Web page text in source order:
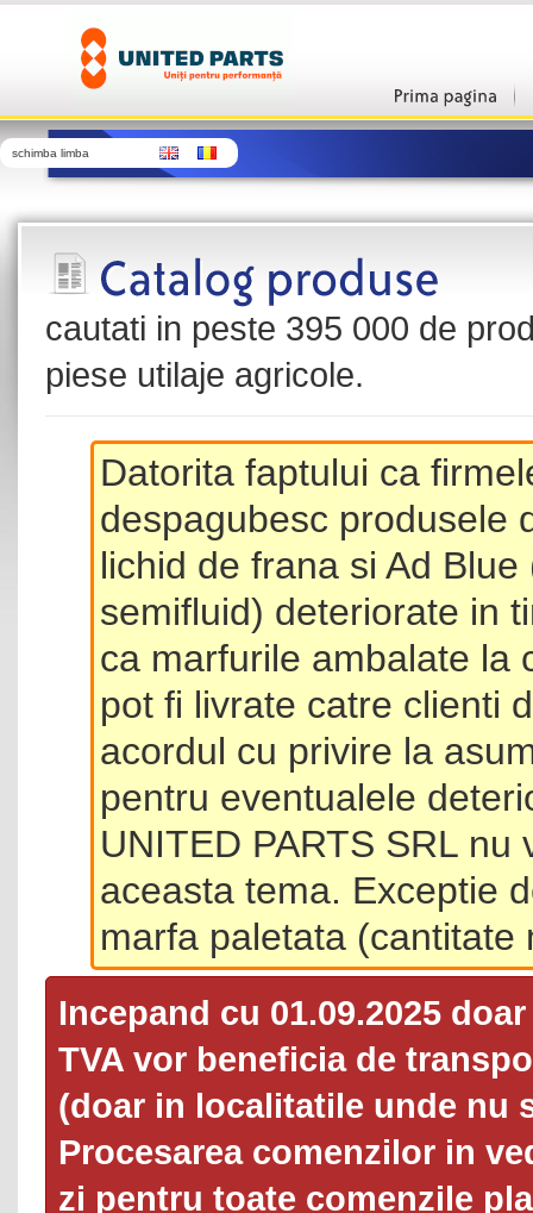
schimba limba
cautati in peste 395 000 de
piese utilaje agricole.
Datorita faptului ca
despagubesc produsele
lichid de frana si Ad
semifluid) deteriorate in
ca marfurile ambalate la
pot fi livrate catre clienti
acordul cu privire la
pentru eventualele
UNITED PARTS SRL
aceasta tema. Exceptie
marfa paletata (cantitate
Incepand cu 01.09.2025
TVA vor beneficia de
(doar in localitatile unde nu
Procesarea comenzilor in
zi pentru toate comenzile